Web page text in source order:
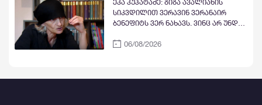
ეკა კუპატაძე: გიგა ავალიანის
სიკვდილით ვერავინ ვერანაირ
ბენეფიტს ვერ ნახავს. ვინც არ უნდა
06/08/2026